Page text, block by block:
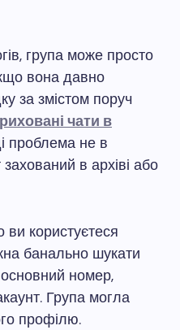
група може просто
вона давно
за змістом поруч
чати в
проблема не в
в архіві або
користуєтеся
банально шукати
номер,
Група могла
профілю.